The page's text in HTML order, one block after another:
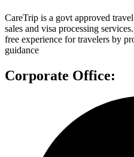
CareTrip is a govt approved
sales and visa processing
free experience for travelers by
guidance
Corporate Office: